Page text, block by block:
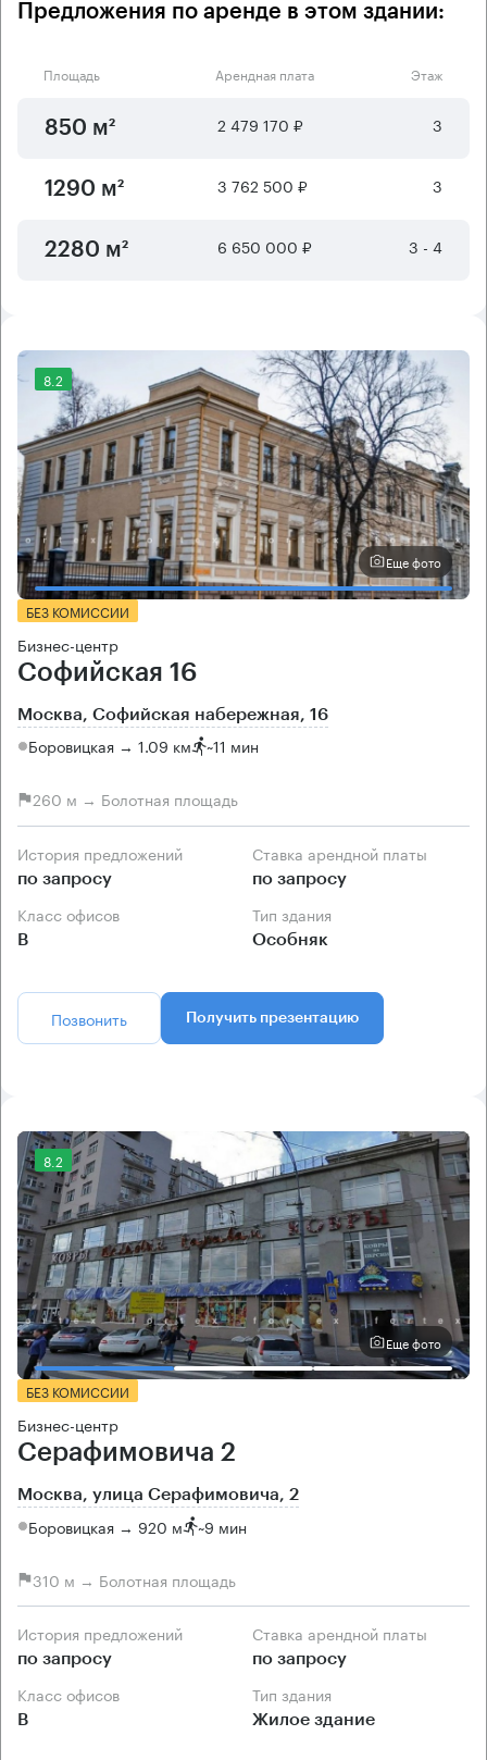
Предложения по аренде в этом здании:
Площадь Арендная плата Этаж
850 м² 2 479 170 ₽ 3
1290 м² 3 762 500 ₽ 3
2280 м² 6 650 000 ₽ 3 - 4
8.2
Еще фото
БЕЗ КОМИССИИ
Бизнес-центр
Софийская 16
Москва, Софийская набережная, 16
Боровицкая → 1.09 км ~11 мин
260 м → Болотная площадь
История предложений
по запросу
Ставка арендной платы
по запросу
Класс офисов
B
Тип здания
Особняк
Позвонить Получить презентацию
8.2
Еще фото
БЕЗ КОМИССИИ
Бизнес-центр
Серафимовича 2
Москва, улица Серафимовича, 2
Боровицкая → 920 м ~9 мин
310 м → Болотная площадь
История предложений
по запросу
Ставка арендной платы
по запросу
Класс офисов
B
Тип здания
Жилое здание